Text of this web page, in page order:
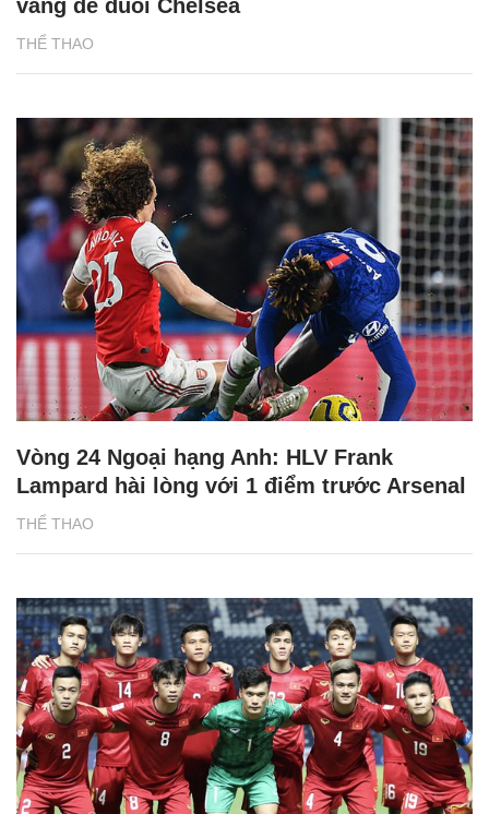
THỂ THAO
vàng để đuổi Chelsea
THỂ THAO
Vòng 24 Ngoại hạng Anh: HLV Frank
Lampard hài lòng với 1 điểm trước Arsenal